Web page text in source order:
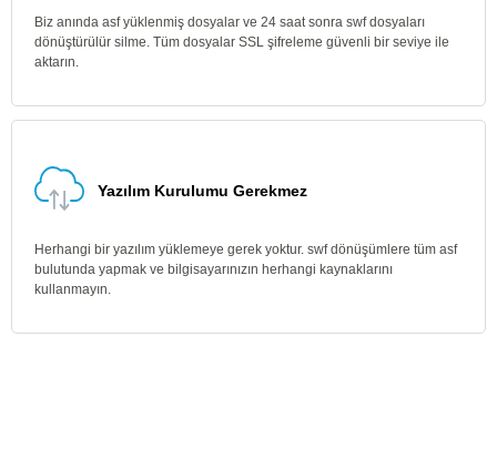
Biz anında asf yüklenmiş dosyalar ve 24 saat sonra swf dosyaları
dönüştürülür silme. Tüm dosyalar SSL şifreleme güvenli bir seviye ile
aktarın.
Yazılım Kurulumu Gerekmez
Herhangi bir yazılım yüklemeye gerek yoktur. swf dönüşümlere tüm asf
bulutunda yapmak ve bilgisayarınızın herhangi kaynaklarını
kullanmayın.